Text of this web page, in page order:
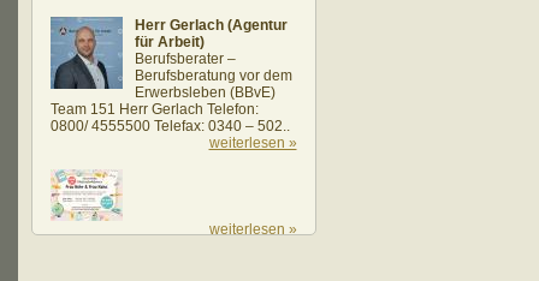
Herr Gerlach (Agentur
für Arbeit)
Berufsberater –
Berufsberatung vor dem
Erwerbsleben (BBvE)
Team 151 Herr Gerlach Telefon:
0800/ 4555500 Telefax: 0340 – 502..
weiterlesen »
weiterlesen »